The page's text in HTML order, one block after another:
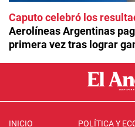
Caputo celebró los
Aerolíneas Argentinas
primera vez tras lograr
INICIO POLÍTICA Y